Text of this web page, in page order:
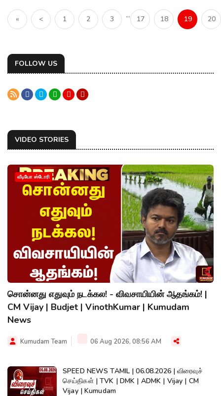
« < 1 2 3 ... 17 18 19 20
FOLLOW US
VIDEO STORIES
வீடியோ ஸ்டோரி
சொன்னது எதுவும் நடக்கல! - விவசாயியின் ஆதங்கம்! |
CM Vijay | Budjet | VinothKumar | Kumudam
News
Kumudam Team 06 Aug 2026, 08:56 AM
SPEED NEWS TAMIL | 06.08.2026 | விரைவுச்
செய்திகள் | TVK | DMK | ADMK | Vijay | CM
Vijay | Kumudam